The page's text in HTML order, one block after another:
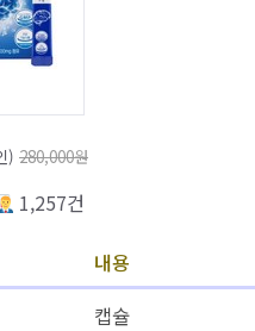
) 280,000원
1,257건
내용
캡슐